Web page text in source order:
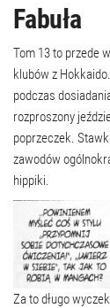
Fabuła
Tom 13 to przede
klubów z
podczas
rozproszony
poprzeczek.
zawodów
hippiki.
Za to długo